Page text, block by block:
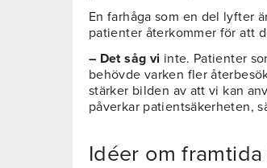
En farhåga som en del lyfter
patienter återkommer för att
– Det såg vi inte. Patienter
behövde varken fler
stärker bilden av att vi kan
påverkar patientsäkerheten,
Idéer om